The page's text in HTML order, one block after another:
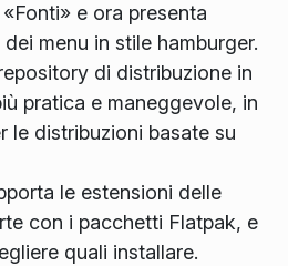
e ora presenta
menu in stile hamburger.
di distribuzione in
pratica e maneggevole, in
le distribuzioni basate su
le estensioni delle
con i pacchetti Flatpak, e
quali installare.